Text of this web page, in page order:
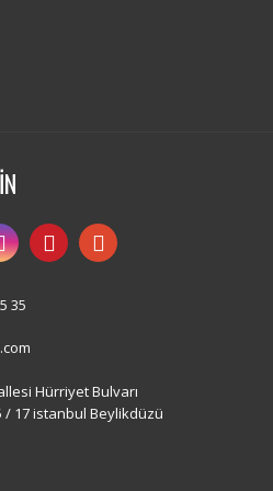
35
Hürriyet Bulvarı
/ 17 istanbul Beylikdüzü